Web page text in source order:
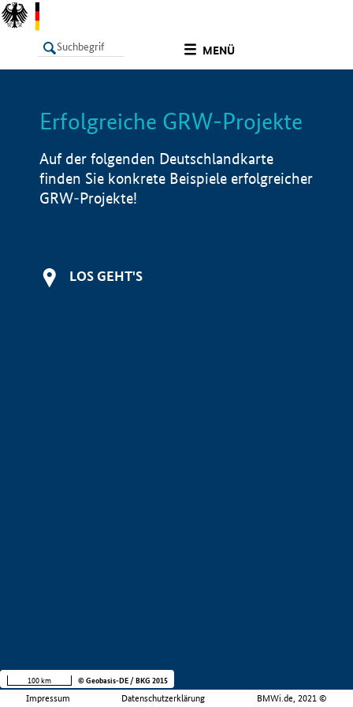
MENÜ
LISTE Info
Erfolgreiche GRW-Projekte
Auf der folgenden Deutschlandkarte
finden Sie konkrete Beispiele erfolgreicher
GRW-Projekte!
LOS GEHT'S
Impressum Datenschutzerklärung BMWi.de, 2021 ©
100 km © Geobasis-DE / BKG 2015